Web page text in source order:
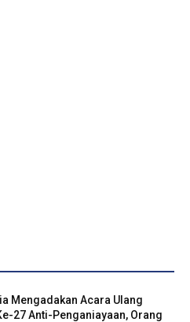
Mengadakan Acara Ulang
27 Anti-Penganiayaan, Orang